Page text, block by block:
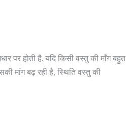
पर होती है. यदि किसी वस्तु की माँग बहुत
मांग बढ़ रही है, स्थिति वस्तु की